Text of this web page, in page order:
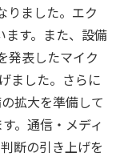
りました。エク
ます。また、設備
発表したマイク
ました。さらに
拡大を準備して
。通信・メディ
断の引き上げを